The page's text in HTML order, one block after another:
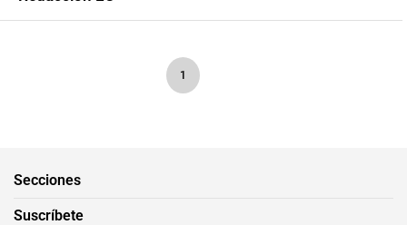
1
Secciones
Suscríbete